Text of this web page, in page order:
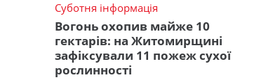
Суботня інформація
Вогонь охопив майже 10
гектарів: на Житомирщині
зафіксували 11 пожеж сухої
рослинності